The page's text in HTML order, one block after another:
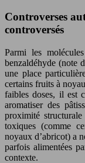
Controverses
controversés
Parmi les
benzaldéhyde (note
une place
certains fruits à
faibles doses, il est
aromatiser des
proximité
toxiques (comme
noyaux d’abricot) a
parfois alimentées
contexte.